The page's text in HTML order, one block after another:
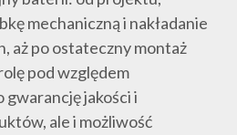
mechaniczną i nakładanie
aż po ostateczny montaż
pod względem
jakości i
ale i możliwość